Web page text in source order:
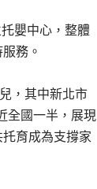
嬰中心，整體
務。
，其中新北市
全國一半，展現
育成為支撐家